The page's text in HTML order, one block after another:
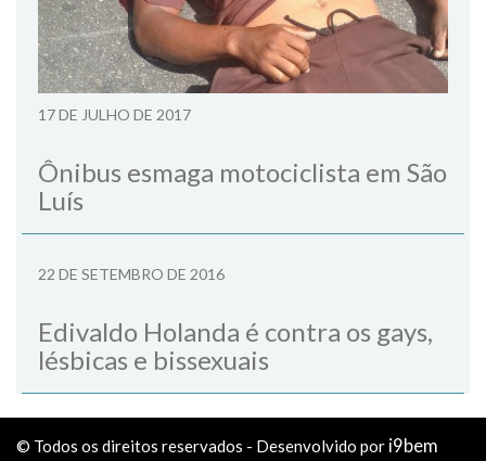
17 DE JULHO DE 2017
Ônibus esmaga motociclista em São
Luís
22 DE SETEMBRO DE 2016
Edivaldo Holanda é contra os gays,
lésbicas e bissexuais
© Todos os direitos reservados - Desenvolvido por i9bem